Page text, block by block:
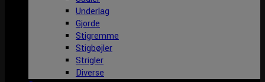
Underlag
Gjorde
Stigremme
Stigbøjler
Strigler
Diverse